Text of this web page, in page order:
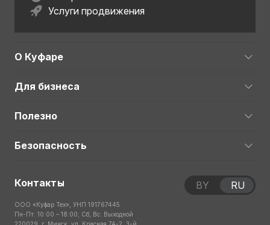
Услуги продвижения
О Куфаре
Для бизнеса
Полезно
Безопасность
Контакты
ООО «Куфар Тех», УНП 191767445
Пн-Пт: 10:00 – 18:00; Сб, Вс: Выходной
BY RU